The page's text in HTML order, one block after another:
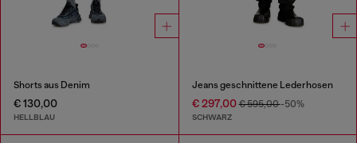
Shorts aus Denim
€ 130,00
HELLBLAU
Jeans geschnittene Lederhosen
€ 297,00€ 595,00-50%
SCHWARZ